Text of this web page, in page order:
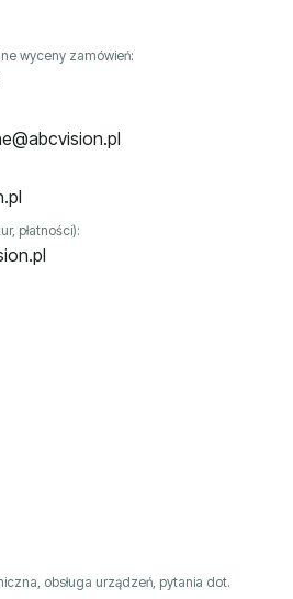
wyceny zamówień:
płatności):
obsługa urządzeń, pytania dot.